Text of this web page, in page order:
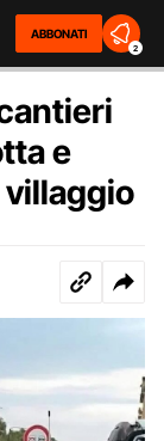
ABBONATI
2
e
villaggio